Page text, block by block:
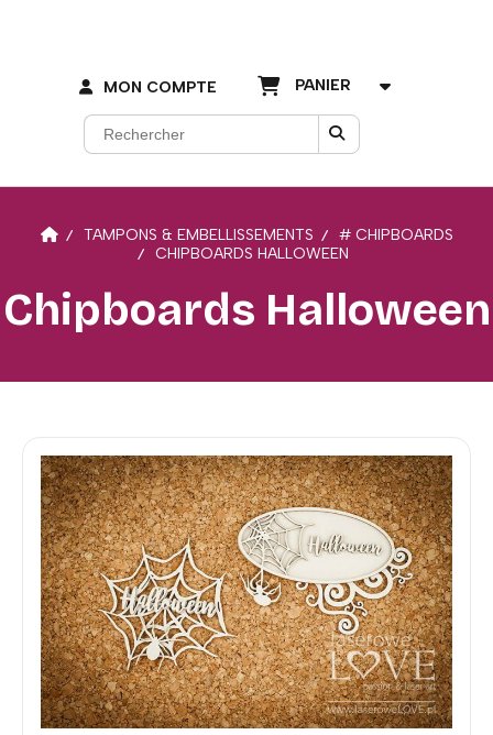
MON COMPTE PANIER
TAMPONS & EMBELLISSEMENTS
# CHIPBOARDS
CHIPBOARDS HALLOWEEN
Chipboards Halloween